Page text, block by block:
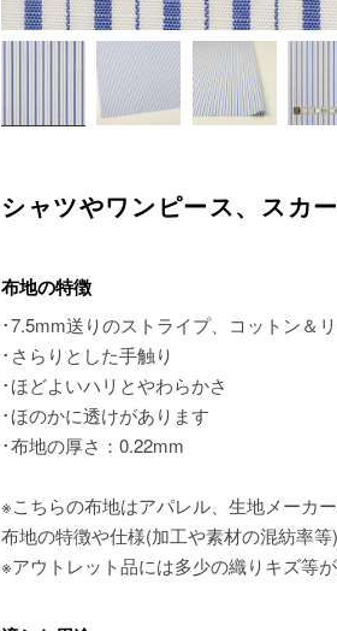
シャツやワンピース、スカー
布地の特徴
･7.5mm送りのストライプ、コットン＆
･さらりとした手触り
･ほどよいハリとやわらかさ
･ほのかに透けがあります
･布地の厚さ：0.22mm
※こちらの布地はアパレル、生地メーカ
布地の特徴や仕様(加工や素材の混紡率
※アウトレット品には多少の織りキズ等